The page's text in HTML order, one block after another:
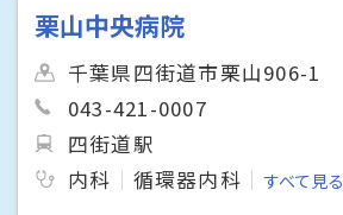
栗山中央病院
千葉県四街道市栗山906-1
043-421-0007
四街道駅
内科
循環器内科 すべて見る